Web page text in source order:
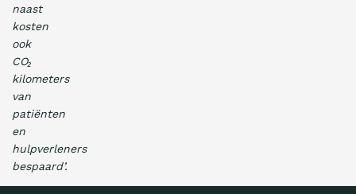
naast
kosten
ook
CO₂
kilometers
van
patiënten
en
hulpverleners
bespaard’.